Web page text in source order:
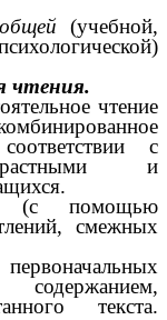
(учебной,
чтения.
чтение
с
и
(с помощью
смежных
текста.